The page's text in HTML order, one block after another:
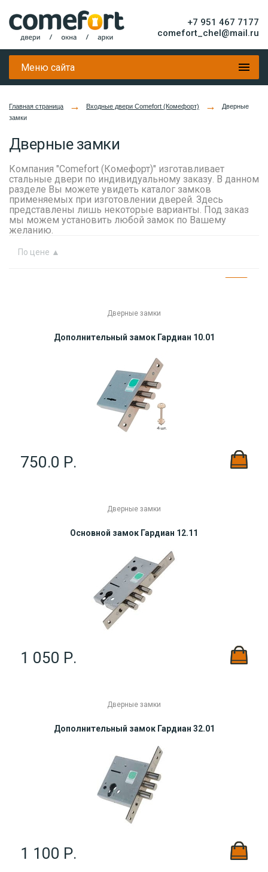
+7 951 467 7177
comefort_chel@mail.ru
Меню сайта
Главная страница → Входные двери Comefort (Комефорт) →
Дверные
замки
Дверные замки
Компания "Comefort (Комефорт)" изготавливает
стальные двери по индивидуальному заказу. В данном
разделе Вы можете увидеть каталог замков
применяемых при изготовлении дверей. Здесь
представлены лишь некоторые варианты. Под заказ
мы можем установить любой замок по Вашему
желанию.
По цене ▲
Дверные замки
Дополнительный замок Гардиан 10.01
750.0 Р.
Дверные замки
Основной замок Гардиан 12.11
1 050 Р.
Дверные замки
Дополнительный замок Гардиан 32.01
1 100 Р.